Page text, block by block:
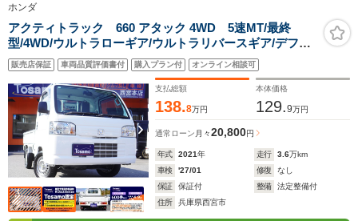
ホンダ
アクティトラック 660 アタック 4WD 5速MT/最終
型/4WD/ウルトラローギア/ウルトラリバースギア/デフロ
ック/荷台ランプ/荷台マット/エアコン/パワステ/フロント
バンパー同色塗装済み
販売店保証 車両品質評価書付 購入プラン付 オンライン相談可
支払総額
138.8万円
本体価格
129.9万円
通常ローン 月々20,800円
年式 2021年 走行 3.6万km
車検
'27/01 修復
なし
保証
保証付 整備
法定整備付
住所
兵庫県西宮市